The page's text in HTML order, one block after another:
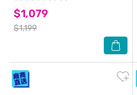
$1,079
$1,199